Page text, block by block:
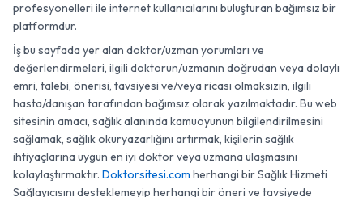
profesyonelleri ile internet kullanıcılarını buluşturan bağımsız bir
platformdur.
İş bu sayfada yer alan doktor/uzman yorumları ve
değerlendirmeleri, ilgili doktorun/uzmanın doğrudan veya dolaylı
emri, talebi, önerisi, tavsiyesi ve/veya ricası olmaksızın, ilgili
hasta/danışan tarafından bağımsız olarak yazılmaktadır. Bu web
sitesinin amacı, sağlık alanında kamuoyunun bilgilendirilmesini
sağlamak, sağlık okuryazarlığını artırmak, kişilerin sağlık
ihtiyaçlarına uygun en iyi doktor veya uzmana ulaşmasını
kolaylaştırmaktır. Doktorsitesi.com herhangi bir Sağlık Hizmeti
Sağlayıcısını desteklemeyip herhangi bir öneri ve tavsiyede